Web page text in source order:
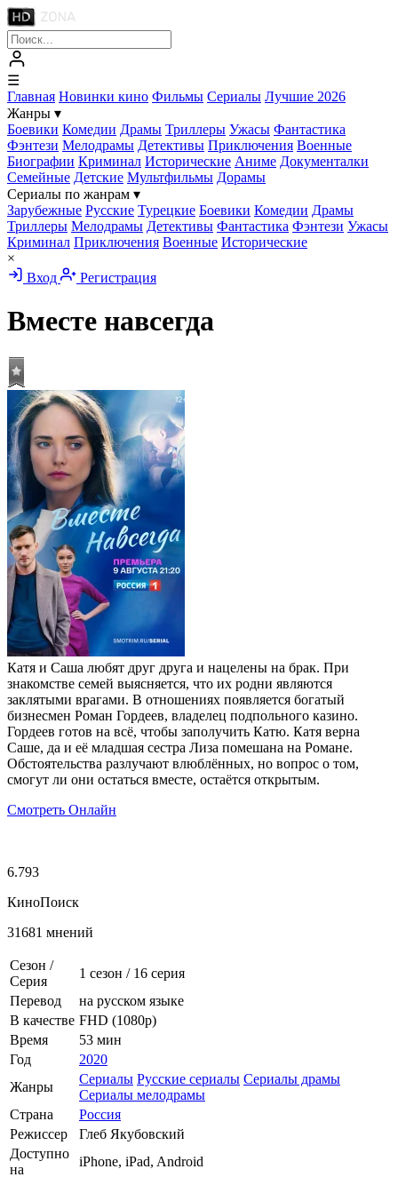
☰
Главная Новинки кино Фильмы Сериалы Лучшие 2026
Жанры ▾
Боевики Комедии Драмы Триллеры Ужасы Фантастика
Фэнтези Мелодрамы Детективы Приключения Военные
Биографии Криминал Исторические Аниме Документалки
Семейные Детские Мультфильмы Дорамы
Сериалы по жанрам ▾
Зарубежные Русские Турецкие Боевики Комедии Драмы
Триллеры Мелодрамы Детективы Фантастика Фэнтези Ужасы
Криминал Приключения Военные Исторические
×
Вход
Регистрация
Вместе навсегда
Катя и Саша любят друг друга и нацелены на брак. При
знакомстве семей выясняется, что их родни являются
заклятыми врагами. В отношениях появляется богатый
бизнесмен Роман Гордеев, владелец подпольного казино.
Гордеев готов на всё, чтобы заполучить Катю. Катя верна
Саше, да и её младшая сестра Лиза помешана на Романе.
Обстоятельства разлучают влюблённых, но вопрос о том,
смогут ли они остаться вместе, остаётся открытым.
Смотреть Онлайн
6.793
КиноПоиск
31681 мнений
Сезон /
Серия
1 сезон / 16 серия
Перевод
на русском языке
В качестве FHD (1080p)
Время
53 мин
Год
2020
Жанры
Сериалы Русские сериалы Сериалы драмы
Сериалы мелодрамы
Страна
Россия
Режиссер
Глеб Якубовский
Доступно
на
iPhone, iPad, Android